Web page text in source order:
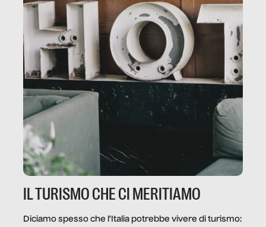
IL TURISMO CHE CI MERITIAMO
Diciamo spesso che l’Italia potrebbe vivere di turismo: